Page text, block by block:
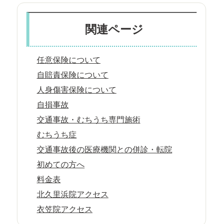
関連ページ
任意保険について
自賠責保険について
人身傷害保険について
自損事故
交通事故・むちうち専門施術
むちうち症
交通事故後の医療機関との併診・転院
初めての方へ
料金表
北久里浜院アクセス
衣笠院アクセス